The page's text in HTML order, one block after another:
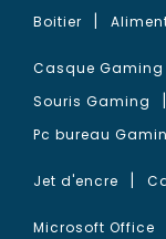
Boitier
Casque Gaming
Souris Gaming
Pc bureau
Jet d'encre
Microsoft Office